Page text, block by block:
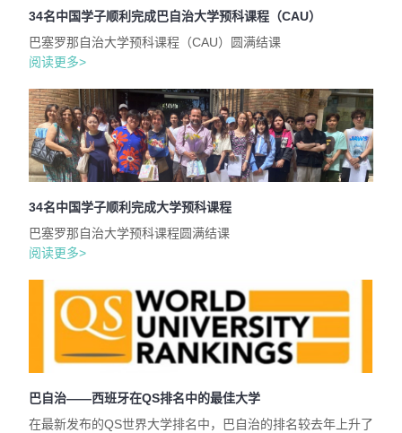
34名中国学子顺利完成巴自治大学预科课程（CAU）
巴塞罗那自治大学预科课程（CAU）圆满结课
阅读更多>
34名中国学子顺利完成大学预科课程
巴塞罗那自治大学预科课程圆满结课
阅读更多>
巴自治——西班牙在QS排名中的最佳大学
在最新发布的QS世界大学排名中，巴自治的排名较去年上升了